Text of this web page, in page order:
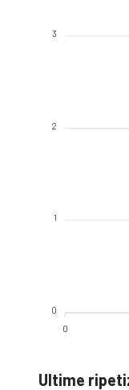
3
2
1
0
0
Ultime